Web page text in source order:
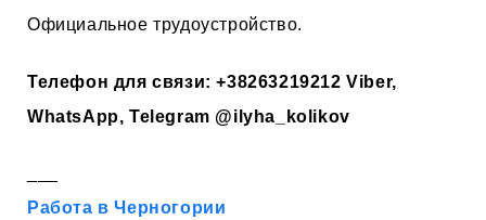
Официальное трудоустройство.
Телефон для связи:+38263219212 Viber,
WhatsApp, Telegram @ilyha_kolikov
Работа в Черногории